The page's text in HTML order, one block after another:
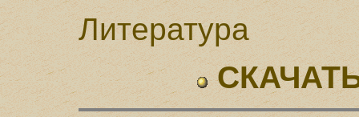
Литература